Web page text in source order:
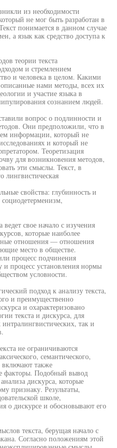
из необходимости
не мог быть разработан в
понимается в данном случае
а язык как средство доступа к
теории текста
и стремлением
и человека в целом. Какими
нами методы, всех их
и участие языка в
сознанием людей.
вопрос о подлинности и
Они предположили, что в
информации, который не
и который не
Теоретизация
для возникновения методов,
эти смыслы. Текст, в
лингвистическая
свойства: глубинность и
свое начало с изучения
которые наиболее
отношения — отношения
место в обществе.
процесс подчинения
и процесс установления нормы
условности.
подход к анализу текста,
и преимущественно
и охарактеризовано
текста и дискурса, для
так и
не ограничиваются
семантического,
включают также
факторы. Подобный вывод
дискурса, которые
признаку. Результаты,
школе,
о дискурсе и обосновывают его
текста, берущая начало с
Согласно положениям этой